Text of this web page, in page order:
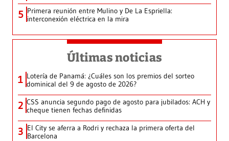
5 Primera reunión entre Mulino y De La Espriella:
interconexión eléctrica en la mira
Últimas noticias
1 Lotería de Panamá: ¿Cuáles son los premios del sorteo
dominical del 9 de agosto de 2026?
2 CSS anuncia segundo pago de agosto para jubilados: ACH y
cheque tienen fechas definidas
3 El City se aferra a Rodri y rechaza la primera oferta del
Barcelona